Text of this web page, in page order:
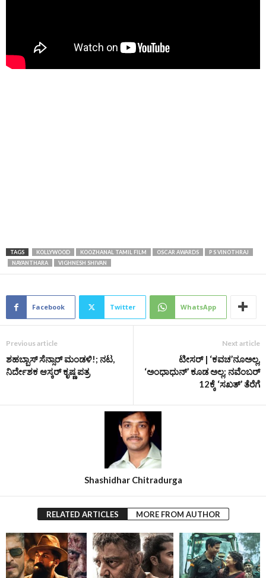
TAGS KOLLYWOOD KOOZHANAL TAMIL FILM OSCAR AWARDS
P S VINOTHRAJ
NAYANTHARA
VIGHNESH SHIVAN
Facebook Twitter WhatsApp
Previous article
ಶಹಬ್ಬಾಸ್ ಸೆನ್ಸಾರ್ ಮಂಡಳಿ!; ನಟ,
ನಿರ್ದೇಶಕ ಆಸ್ಕರ್ ಕೃಷ್ಣ ಪತ್ರ
Next article
ಟೀಸರ್‌ | ‘ಕವಚ’ನೂಅಲ್ಲ,
‘ಅಂಧಾಧುನ್’ ಕೂಡ ಅಲ್ಲ; ನವೆಂಬರ್
12ಕ್ಕೆ ‘ಸಖತ್’ ತೆರೆಗೆ
Shashidhar Chitradurga
RELATED ARTICLES MORE FROM AUTHOR